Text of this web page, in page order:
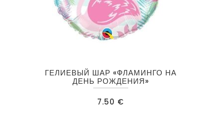
ГЕЛИЕВЫЙ ШАР «ФЛАМИНГО НА
ДЕНЬ РОЖДЕНИЯ»
7.50 €